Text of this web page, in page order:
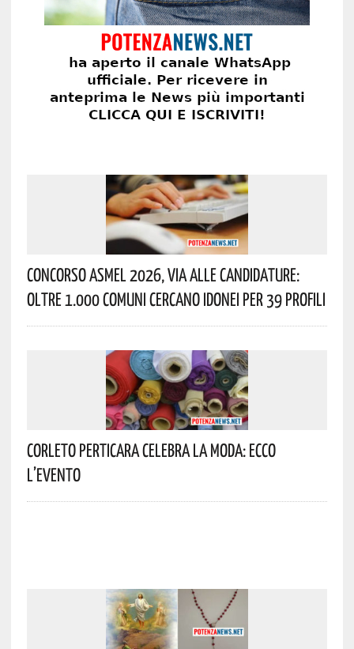
Concorso Asmel 2026, Via Alle Candidature:
Oltre 1.000 Comuni Cercano Idonei Per 39 Profili
Corleto Perticara Celebra La Moda: Ecco
L’evento